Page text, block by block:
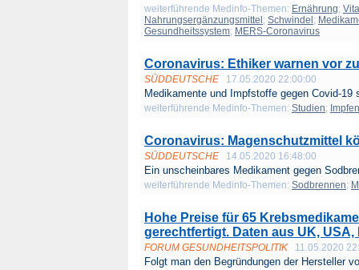
weiterführende Medinfo-Themen: Ernährung;
Nahrungsergänzungsmittel ; Schwindel ;
Gesundheitssystem; MERS-Coronavirus
Coronavirus: Ethiker warnen vor
SÜDDEUTSCHE 17.05.2020 22:00:00
Medikamente und Impfstoffe gegen Covid-19
weiterführende Medinfo-Themen: Studien; Impfen
Coronavirus: Magenschutzmittel
SÜDDEUTSCHE 14.05.2020 16:48:00
Ein unscheinbares Medikament gegen
weiterführende Medinfo-Themen: Sodbrennen;
Hohe Preise für 65
gerechtfertigt. Daten aus UK, USA,
FORUM GESUNDHEITSPOLITIK 11.05.2020
Folgt man den Begründungen der Hersteller